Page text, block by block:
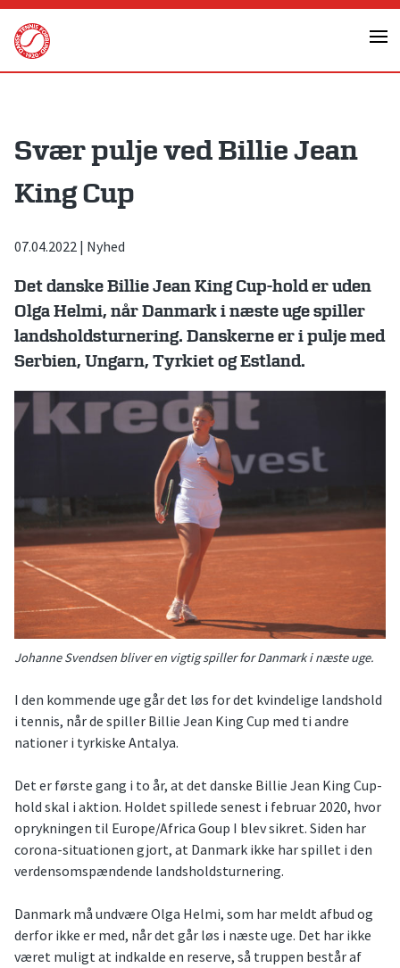
Skip
content
Svær pulje ved Billie Jean
King Cup
07.04.2022 | Nyhed
Det danske Billie Jean King Cup-hold er uden
Olga Helmi, når Danmark i næste uge spiller
landsholdsturnering. Danskerne er i pulje med
Serbien, Ungarn, Tyrkiet og Estland.
Johanne Svendsen bliver en vigtig spiller for Danmark i næste uge.
I den kommende uge går det løs for det kvindelige landshold
i tennis, når de spiller Billie Jean King Cup med ti andre
nationer i tyrkiske Antalya.
Det er første gang i to år, at det danske Billie Jean King Cup-
hold skal i aktion. Holdet spillede senest i februar 2020, hvor
oprykningen til Europe/Africa Goup I blev sikret. Siden har
corona-situationen gjort, at Danmark ikke har spillet i den
verdensomspændende landsholdsturnering.
Danmark må undvære Olga Helmi, som har meldt afbud og
derfor ikke er med, når det går løs i næste uge. Det har ikke
været muligt at indkalde en reserve, så truppen består af